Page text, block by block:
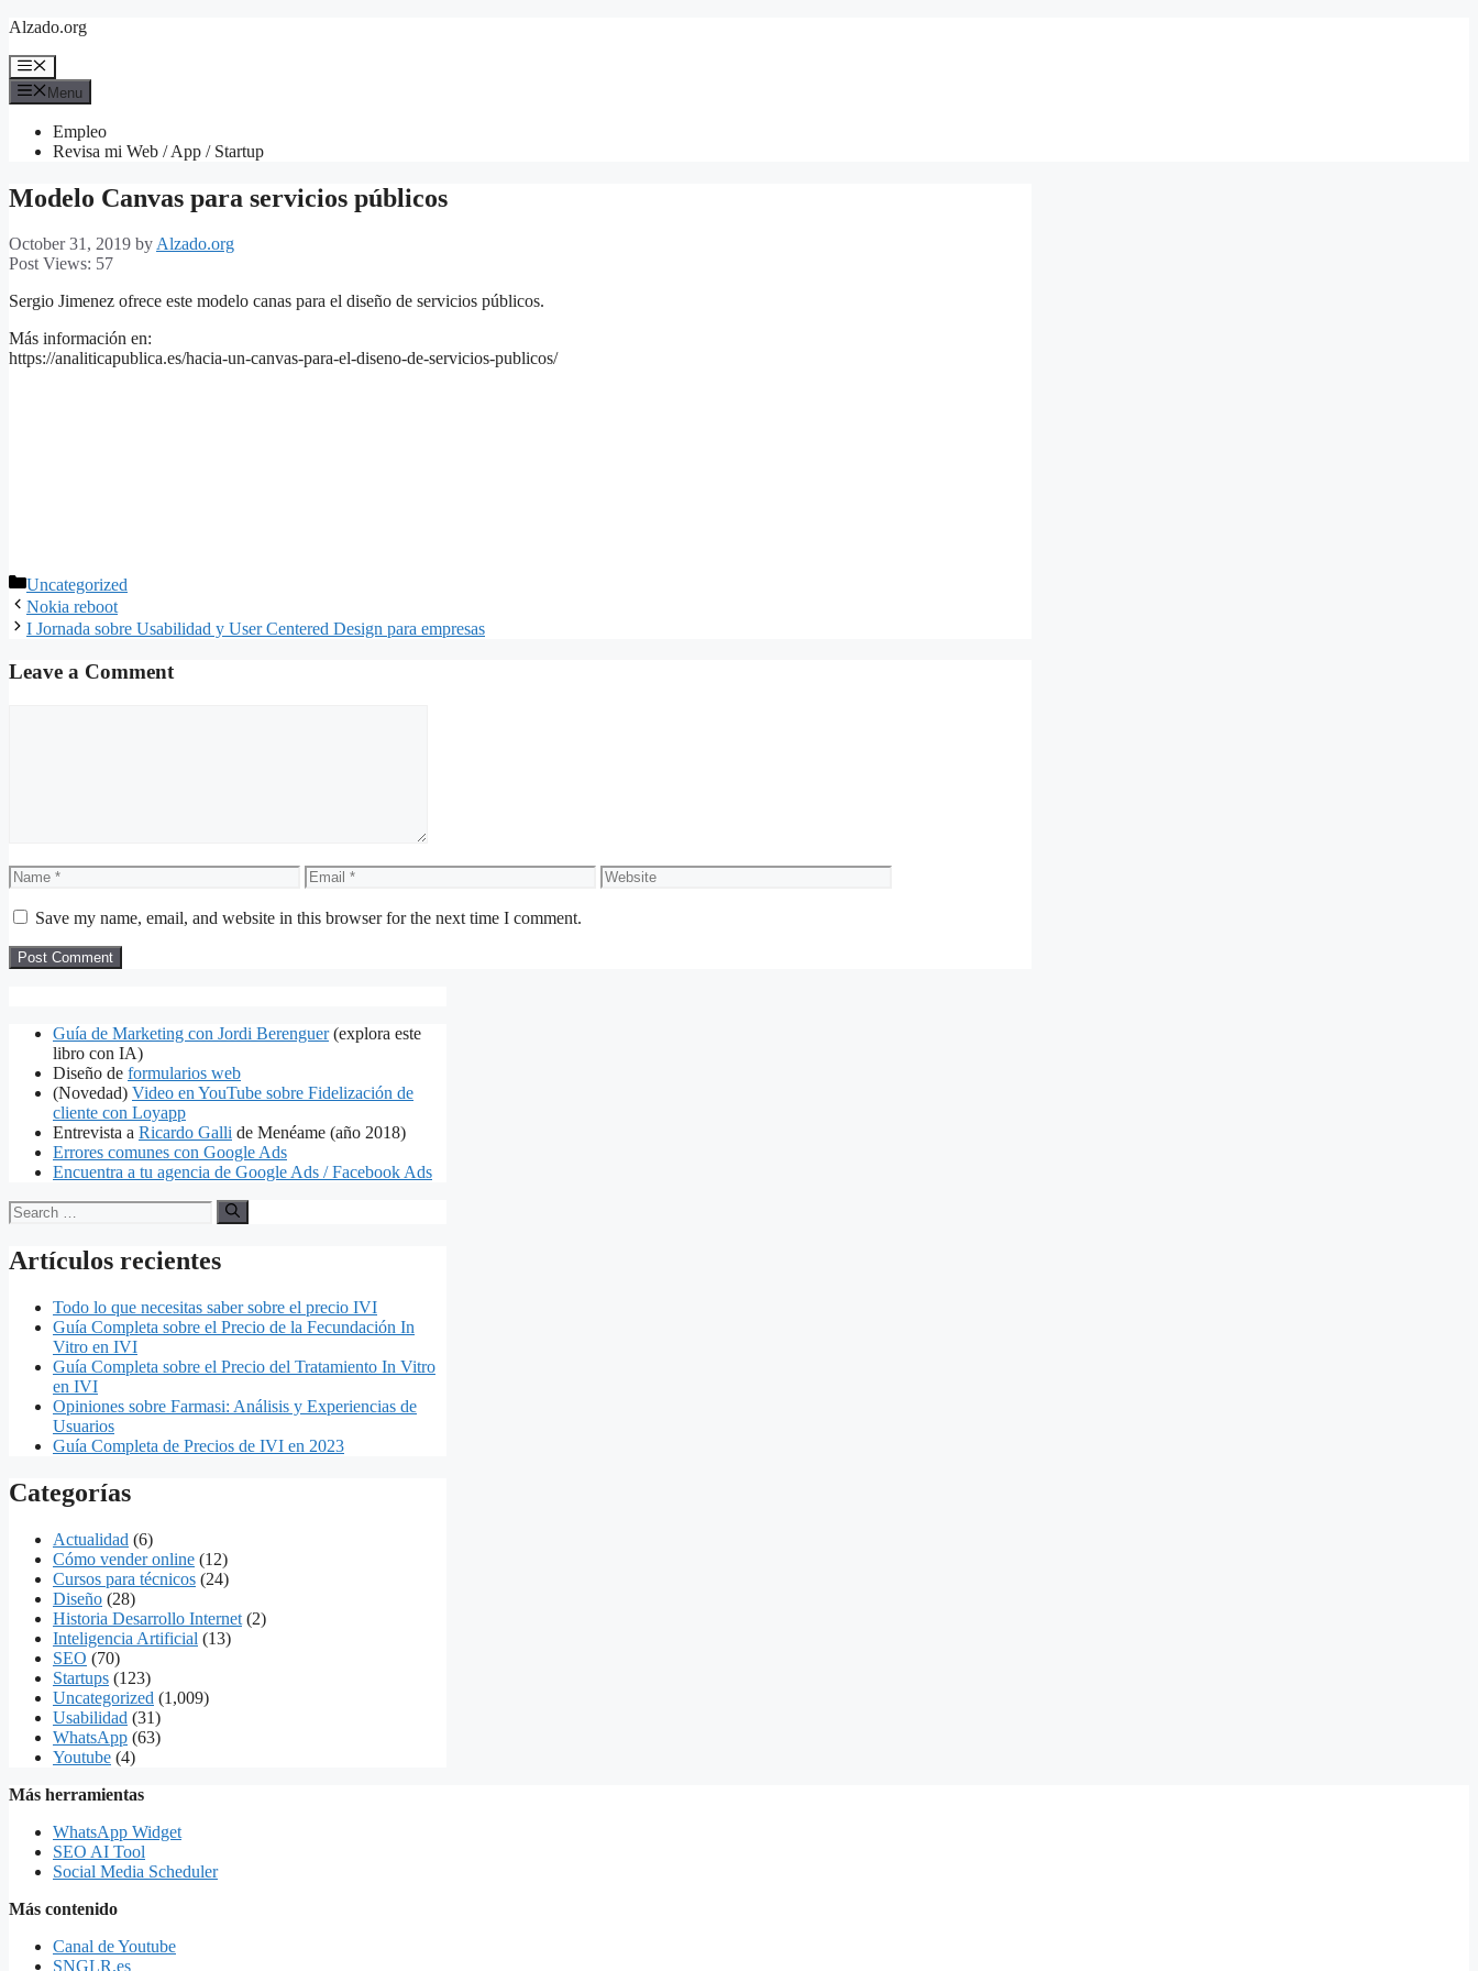
Skip
content
Alzado.org
Menu
Menu
Empleo
Revisa mi Web / App / Startup
Modelo Canvas para servicios públicos
October 31, 2019 byAlzado.org
Post Views: 57
Sergio Jimenez ofrece este modelo canas para el diseño de servicios públicos.
Más información en:
https://analiticapublica.es/hacia-un-canvas-para-el-diseno-de-servicios-publicos/
Categories
Uncategorized
Nokia reboot
I Jornada sobre Usabilidad y User Centered Design para empresas
Leave a Comment
Name Email Website
Save my name, email, and website in this browser for the next time I comment.
Guía de Marketing con Jordi Berenguer(explora este
libro con IA)
Diseño de formularios web
(Novedad) Video en YouTube sobre Fidelización de
cliente con Loyapp
Entrevista a Ricardo Galli de Menéame (año 2018)
Errores comunes con Google Ads
Encuentra a tu agencia de Google Ads / Facebook Ads
Search
for:
Artículos recientes
Todo lo que necesitas saber sobre el precio IVI
Guía Completa sobre el Precio de la Fecundación In
Vitro en IVI
Guía Completa sobre el Precio del Tratamiento In Vitro
en IVI
Opiniones sobre Farmasi: Análisis y Experiencias de
Usuarios
Guía Completa de Precios de IVI en 2023
Categorías
Actualidad (6)
Cómo vender online (12)
Cursos para técnicos (24)
Diseño (28)
Historia Desarrollo Internet (2)
Inteligencia Artificial (13)
SEO (70)
Startups (123)
Uncategorized (1,009)
Usabilidad (31)
WhatsApp (63)
Youtube (4)
Más herramientas
WhatsApp Widget
SEO AI Tool
Social Media Scheduler
Más contenido
Canal de Youtube
SNGLR.es